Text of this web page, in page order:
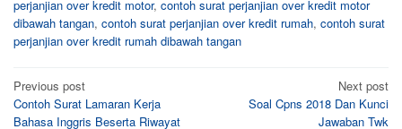
perjanjian over kredit motor, contoh surat perjanjian over kredit motor
dibawah tangan, contoh surat perjanjian over kredit rumah, contoh surat
perjanjian over kredit rumah dibawah tangan
Post
navigation
Previous post
Contoh Surat Lamaran Kerja
Bahasa Inggris Beserta Riwayat
Next post
Soal Cpns 2018 Dan Kunci
Jawaban Twk